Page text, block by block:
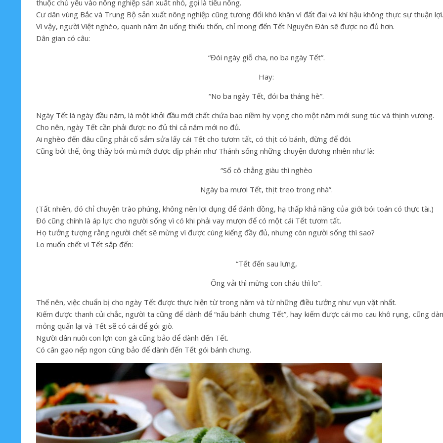
thuộc chủ yếu vào nông nghiệp sản xuất nhỏ, gọi là tiểu nông.
Cư dân vùng Bắc và Trung Bộ sản xuất nông nghiệp cũng tương đối khó khăn vì đất đai và khí hậu không thực sự thuận lợi.
Vì vậy, người Việt nghèo, quanh năm ăn uống thiếu thốn, chỉ mong đến Tết Nguyên Đán sẽ được no đủ hơn.
Dân gian có câu:
“Đói ngày giỗ cha, no ba ngày Tết”.
Hay:
“No ba ngày Tết, đói ba tháng hè”.
Ngày Tết là ngày đầu năm, là một khởi đầu mới chất chứa bao niềm hy vọng cho một năm mới sung túc và thịnh vượng.
Cho nên, ngày Tết cần phải được no đủ thì cả năm mới no đủ.
Ai nghèo đến đâu cũng phải cố sắm sửa lấy cái Tết cho tươm tất, có thịt có bánh, đừng để đói.
Cũng bởi thế, ông thầy bói mù mới được dịp phán như Thánh sống những chuyện đương nhiên như là:
“Số cô chẳng giàu thì nghèo
Ngày ba mươi Tết, thịt treo trong nhà”.
(Tất nhiên, đó chỉ chuyện trào phúng, không nên lợi dụng để đánh đồng, hạ thấp khả năng của giới bói toán có thực tài.)
Đó cũng chính là áp lực cho người sống vì có khi phải vay mượn để có một cái Tết tươm tất.
Họ tưởng tượng rằng người chết sẽ mừng vì được cúng kiếng đầy đủ, nhưng còn người sống thì sao?
Lo muốn chết vì Tết sắp đến:
“Tết đến sau lưng,
Ông vải thì mừng con cháu thì lo”.
Thế nên, việc chuẩn bị cho ngày Tết được thực hiện từ trong năm và từ những điều tưởng như vụn vặt nhất.
Kiếm được thanh củi chắc, người ta cũng để dành để “nấu bánh chưng Tết”, hay kiếm được cái mo cau khô rụng, cũng
mỏng quấn lại và Tết sẽ có cái để gói giò.
Người dân nuôi con lợn con gà cũng bảo để dành đến Tết.
Có cân gạo nếp ngon cũng bảo để dành đến Tết gói bánh chưng.